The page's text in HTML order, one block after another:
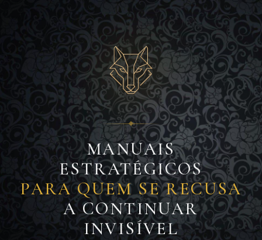
MANUAIS
ESTRATÉGICOS
PARA QUEM SE RECUSA
A CONTINUAR
INVISÍVEL